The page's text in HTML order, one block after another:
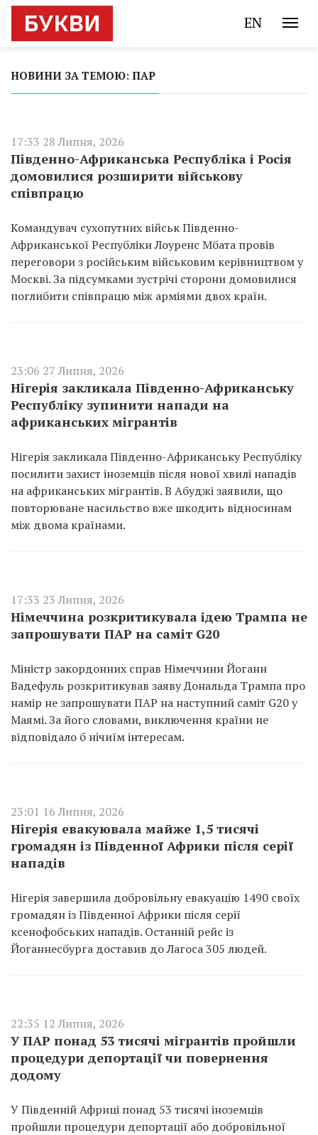
EN
НОВИНИ ЗА ТЕМОЮ: ПАР
17:33 28 Липня, 2026
Південно-Африканська Республіка і Росія
домовилися розширити військову
співпрацю
Командувач сухопутних військ Південно-
Африканської Республіки Лоуренс Мбата провів
переговори з російським військовим керівництвом у
Москві. За підсумками зустрічі сторони домовилися
поглибити співпрацю між арміями двох країн.
23:06 27 Липня, 2026
Нігерія закликала Південно-Африканську
Республіку зупинити напади на
африканських мігрантів
Нігерія закликала Південно-Африканську Республіку
посилити захист іноземців після нової хвилі нападів
на африканських мігрантів. В Абуджі заявили, що
повторюване насильство вже шкодить відносинам
між двома країнами.
17:33 23 Липня, 2026
Німеччина розкритикувала ідею Трампа не
запрошувати ПАР на саміт G20
Міністр закордонних справ Німеччини Йоганн
Вадефуль розкритикував заяву Дональда Трампа про
намір не запрошувати ПАР на наступний саміт G20 у
Маямі. За його словами, виключення країни не
відповідало б нічиїм інтересам.
23:01 16 Липня, 2026
Нігерія евакуювала майже 1,5 тисячі
громадян із Південної Африки після серії
нападів
Нігерія завершила добровільну евакуацію 1490 своїх
громадян із Південної Африки після серії
ксенофобських нападів. Останній рейс із
Йоганнесбурга доставив до Лагоса 305 людей.
22:35 12 Липня, 2026
У ПАР понад 53 тисячі мігрантів пройшли
процедури депортації чи повернення
додому
У Південній Африці понад 53 тисячі іноземців
пройшли процедури депортації або добровільної